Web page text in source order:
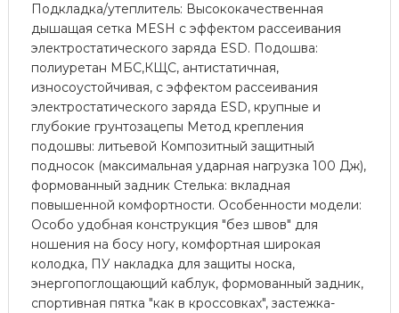
Подкладка/утеплитель: Высококачественная
дышащая сетка MESH с эффектом рассеивания
электростатического заряда ESD. Подошва:
полиуретан МБС,КЩС, антистатичная,
износоустойчивая, с эффектом рассеивания
электростатического заряда ESD, крупные и
глубокие грунтозацепы Метод крепления
подошвы: литьевой Композитный защитный
подносок (максимальная ударная нагрузка 100 Дж),
формованный задник Стелька: вкладная
повышенной комфортности. Особенности модели:
Особо удобная конструкция "без швов" для
ношения на босу ногу, комфортная широкая
колодка, ПУ накладка для защиты носка,
энергопоглощающий каблук, формованный задник,
спортивная пятка "как в кроссовках", застежка-